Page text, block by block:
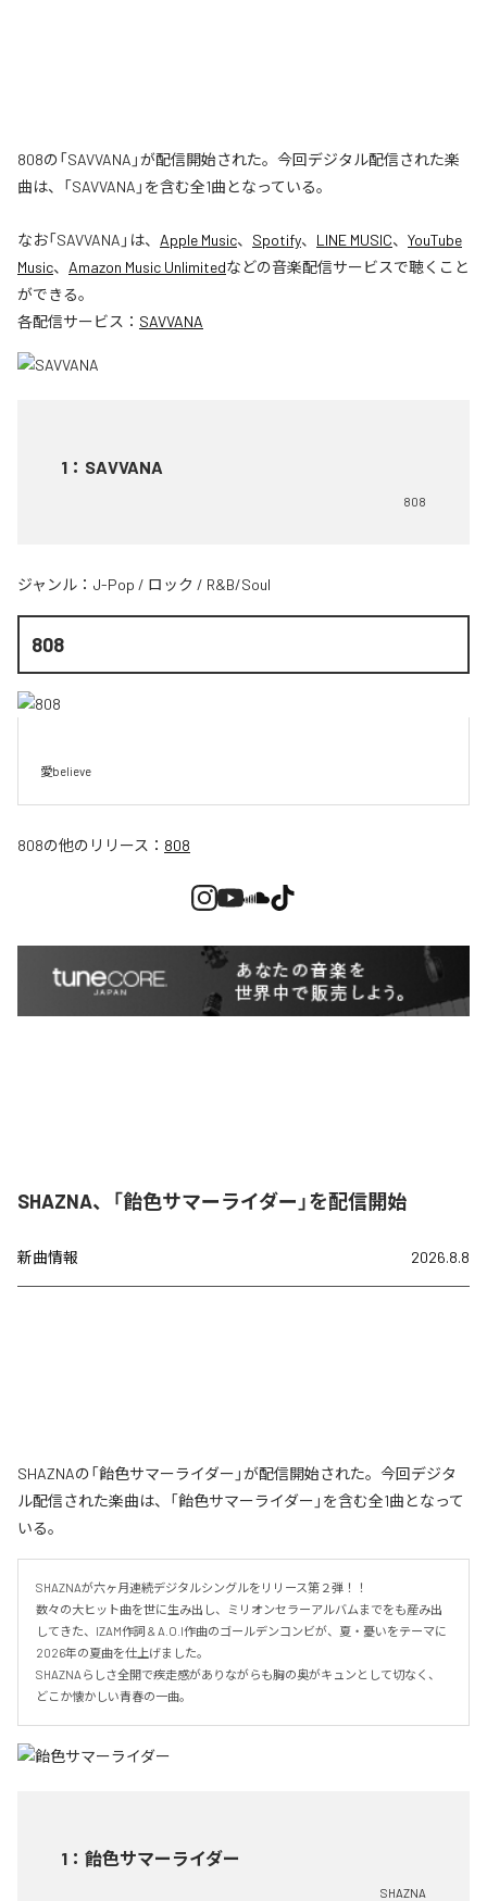
808の「SAVVANA」が配信開始された。今回デジタル配信された楽
曲は、「SAVVANA」を含む全1曲となっている。
なお「SAVVANA 」は、 Apple Music、 Spotify、 LINE MUSIC、 YouTube
Music、 Amazon Music Unlimitedなどの音楽配信サービスで聴くこと
ができる。
各配信サービス： SAVVANA
1 ： SAVVANA
808
ジャンル： J-Pop / ロック / R&B/Soul
808
愛believe
808の他のリリース： 808
SHAZNA、「飴色サマーライダー」を配信開始
新曲情報 2026.8.8
SHAZNAの「飴色サマーライダー」が配信開始された。今回デジタ
ル配信された楽曲は、「飴色サマーライダー」を含む全1曲となって
いる。
SHAZNAが六ヶ月連続デジタルシングルをリリース第２弾！！
数々の大ヒット曲を世に生み出し、ミリオンセラーアルバムまでをも産み出
してきた、IZAM作詞 & A.O.I作曲のゴールデンコンビが、夏・憂いをテーマに
2026年の夏曲を仕上げました。
SHAZNAらしさ全開で疾走感がありながらも胸の奥がキュンとして切なく、
どこか懐かしい青春の一曲。
1 ： 飴色サマーライダー
SHAZNA